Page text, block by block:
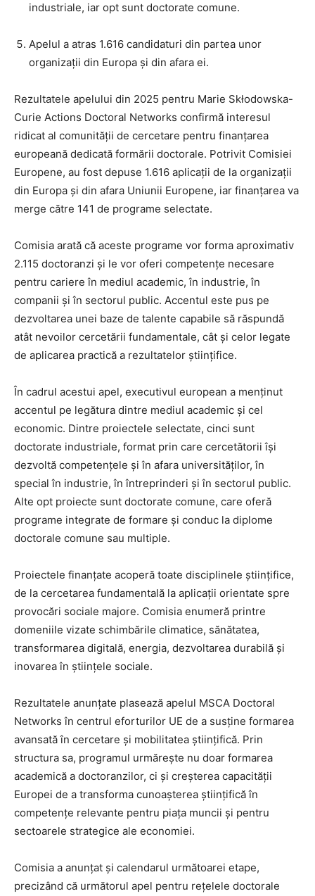
industriale, iar opt sunt doctorate comune.
Apelul a atras 1.616 candidaturi din partea unor
organizații din Europa și din afara ei.
Rezultatele apelului din 2025 pentru Marie Skłodowska-
Curie Actions Doctoral Networks confirmă interesul
ridicat al comunității de cercetare pentru finanțarea
europeană dedicată formării doctorale. Potrivit Comisiei
Europene, au fost depuse 1.616 aplicații de la organizații
din Europa și din afara Uniunii Europene, iar finanțarea va
merge către 141 de programe selectate.
Comisia arată că aceste programe vor forma aproximativ
2.115 doctoranzi și le vor oferi competențe necesare
pentru cariere în mediul academic, în industrie, în
companii și în sectorul public. Accentul este pus pe
dezvoltarea unei baze de talente capabile să răspundă
atât nevoilor cercetării fundamentale, cât și celor legate
de aplicarea practică a rezultatelor științifice.
În cadrul acestui apel, executivul european a menținut
accentul pe legătura dintre mediul academic și cel
economic. Dintre proiectele selectate, cinci sunt
doctorate industriale, format prin care cercetătorii își
dezvoltă competențele și în afara universităților, în
special în industrie, în întreprinderi și în sectorul public.
Alte opt proiecte sunt doctorate comune, care oferă
programe integrate de formare și conduc la diplome
doctorale comune sau multiple.
Proiectele finanțate acoperă toate disciplinele științifice,
de la cercetarea fundamentală la aplicații orientate spre
provocări sociale majore. Comisia enumeră printre
domeniile vizate schimbările climatice, sănătatea,
transformarea digitală, energia, dezvoltarea durabilă și
inovarea în științele sociale.
Rezultatele anunțate plasează apelul MSCA Doctoral
Networks în centrul eforturilor UE de a susține formarea
avansată în cercetare și mobilitatea științifică. Prin
structura sa, programul urmărește nu doar formarea
academică a doctoranzilor, ci și creșterea capacității
Europei de a transforma cunoașterea științifică în
competențe relevante pentru piața muncii și pentru
sectoarele strategice ale economiei.
Comisia a anunțat și calendarul următoarei etape,
precizând că următorul apel pentru rețelele doctorale